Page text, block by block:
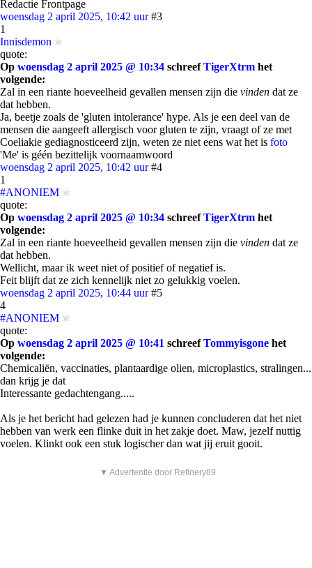
Redactie Frontpage
woensdag 2 april 2025, 10:42 uur #3
1
Innisdemon
quote:
Op woensdag 2 april 2025 @ 10:34 schreefTigerXtrm het
volgende:
Zal in een riante hoeveelheid gevallen mensen zijn die vinden dat ze
dat hebben.
Ja, beetje zoals de 'gluten intolerance' hype. Als je een deel van de
mensen die aangeeft allergisch voor gluten te zijn, vraagt of ze met
Coeliakie gediagnosticeerd zijn, weten ze niet eens wat het is foto
'Me' is géén bezittelijk voornaamwoord
woensdag 2 april 2025, 10:42 uur #4
1
#ANONIEM
quote:
Op woensdag 2 april 2025 @ 10:34 schreefTigerXtrm het
volgende:
Zal in een riante hoeveelheid gevallen mensen zijn die vinden dat ze
dat hebben.
Wellicht, maar ik weet niet of positief of negatief is.
Feit blijft dat ze zich kennelijk niet zo gelukkig voelen.
woensdag 2 april 2025, 10:44 uur #5
4
#ANONIEM
quote:
Op woensdag 2 april 2025 @ 10:41 schreefTommyisgone het
volgende:
Chemicaliën, vaccinaties, plantaardige olien, microplastics, stralingen...
dan krijg je dat
Interessante gedachtengang.....
Als je het bericht had gelezen had je kunnen concluderen dat het niet
hebben van werk een flinke duit in het zakje doet. Maw, jezelf nuttig
voelen. Klinkt ook een stuk logischer dan wat jij eruit gooit.
▼ Advertentie door Refinery89